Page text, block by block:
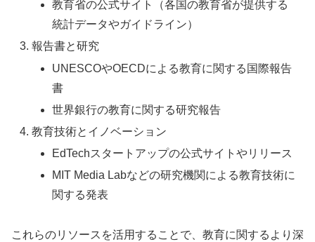
教育省の公式サイト（各国の教育省が提供する
統計データやガイドライン）
報告書と研究
UNESCOやOECDによる教育に関する国際報告
書
世界銀行の教育に関する研究報告
教育技術とイノベーション
EdTechスタートアップの公式サイトやリリース
MIT Media Labなどの研究機関による教育技術に
関する発表
これらのリソースを活用することで、教育に関するより深